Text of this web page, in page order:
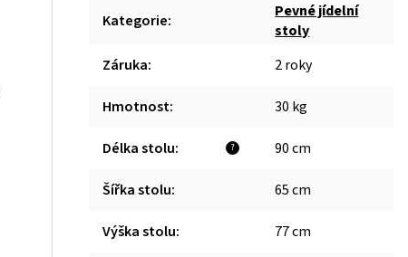
Kategorie:
Pevné jídelní
stoly
Záruka: 2 roky
Hmotnost: 30 kg
?
Délka stolu: 90 cm
Šířka stolu: 65 cm
Výška stolu: 77 cm